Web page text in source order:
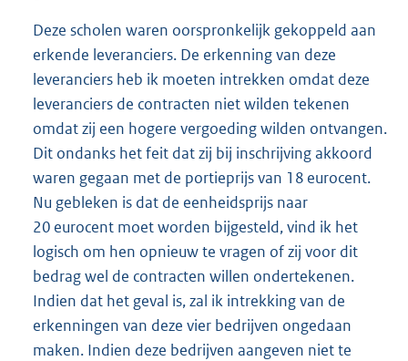
Deze scholen waren oorspronkelijk gekoppeld aan
erkende leveranciers. De erkenning van deze
leveranciers heb ik moeten intrekken omdat deze
leveranciers de contracten niet wilden tekenen
omdat zij een hogere vergoeding wilden ontvangen.
Dit ondanks het feit dat zij bij inschrijving akkoord
waren gegaan met de portieprijs van 18 eurocent.
Nu gebleken is dat de eenheidsprijs naar
20 eurocent moet worden bijgesteld, vind ik het
logisch om hen opnieuw te vragen of zij voor dit
bedrag wel de contracten willen ondertekenen.
Indien dat het geval is, zal ik intrekking van de
erkenningen van deze vier bedrijven ongedaan
maken. Indien deze bedrijven aangeven niet te